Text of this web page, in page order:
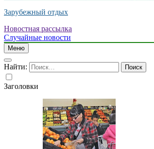
Зарубежный отдых
Новостная рассылка
Случайные новости
Меню
Найти:
Заголовки